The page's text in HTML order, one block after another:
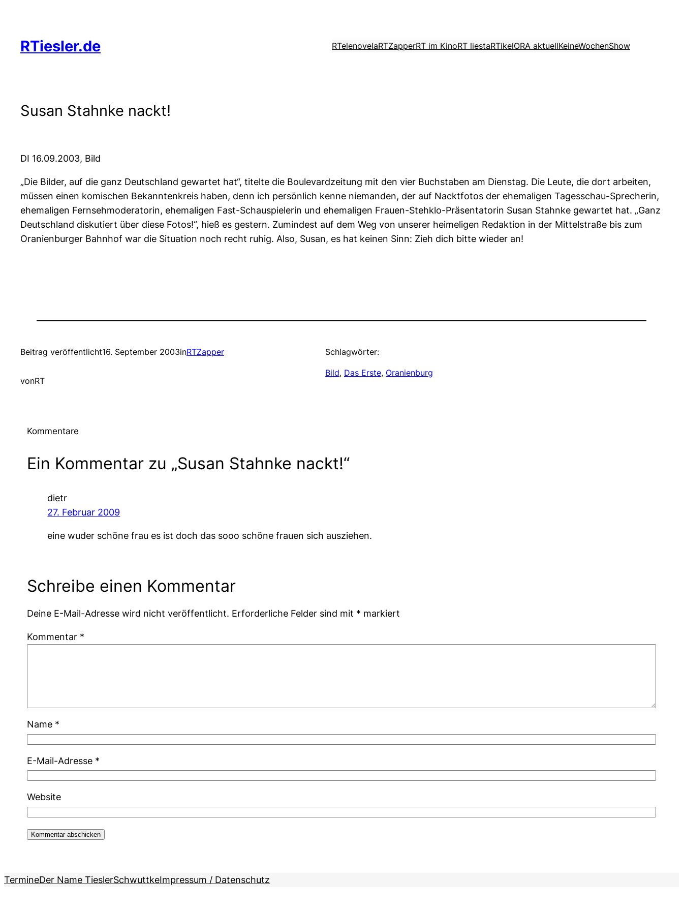
springen
RTiesler.de RTelenovelaRTZapperRT im KinoRT liestaRTikelORA aktuellKeineWochenShow
Susan Stahnke nackt!
DI 16.09.2003, Bild
„Die Bilder, auf die ganz Deutschland gewartet hat“, titelte die Boulevardzeitung mit den vier Buchstaben am Dienstag. Die Leute, die dort arbeiten,
müssen einen komischen Bekanntenkreis haben, denn ich persönlich kenne niemanden, der auf Nacktfotos der ehemaligen Tagesschau-Sprecherin,
ehemaligen Fernsehmoderatorin, ehemaligen Fast-Schauspielerin und ehemaligen Frauen-Stehklo-Präsentatorin Susan Stahnke gewartet hat. „Ganz
Deutschland diskutiert über diese Fotos!“, hieß es gestern. Zumindest auf dem Weg von unserer heimeligen Redaktion in der Mittelstraße bis zum
Oranienburger Bahnhof war die Situation noch recht ruhig. Also, Susan, es hat keinen Sinn: Zieh dich bitte wieder an!
Beitrag veröffentlicht16. September 2003inRTZapper
vonRT
Schlagwörter:
Bild, Das Erste, Oranienburg
Kommentare
Ein Kommentar zu „Susan Stahnke nackt!“
dietr
27. Februar 2009
eine wuder schöne frau es ist doch das sooo schöne frauen sich ausziehen.
Schreibe einen Kommentar
Deine E-Mail-Adresse wird nicht veröffentlicht. Erforderliche Felder sind mit * markiert
Kommentar *
Name *
E-Mail-Adresse *
Website
TermineDer Name TieslerSchwuttkeImpressum / Datenschutz